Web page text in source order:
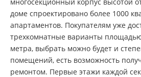
доме спроектировано более 1000
апартаментов. Покупателям уже
трехкомнатные варианты
метра, выбрать можно будет и
помещений, есть возможность
ремонтом. Первые этажи каждой